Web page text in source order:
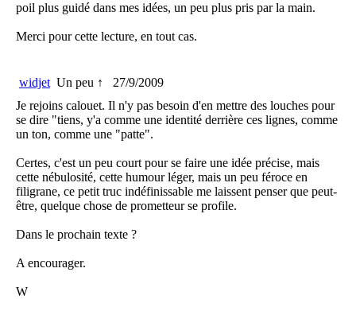
poil plus guidé dans mes idées, un peu plus pris par la main.
Merci pour cette lecture, en tout cas.
widjet Un peu ↑
27/9/2009
Je rejoins calouet. Il n'y pas besoin d'en mettre des louches pour
se dire "tiens, y'a comme une identité derrière ces lignes, comme
un ton, comme une "patte".
Certes, c'est un peu court pour se faire une idée précise, mais
cette nébulosité, cette humour léger, mais un peu féroce en
filigrane, ce petit truc indéfinissable me laissent penser que peut-
être, quelque chose de prometteur se profile.
Dans le prochain texte ?
A encourager.
W